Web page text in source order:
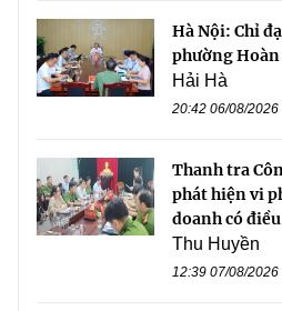
Hà Nội: Chỉ
phường
Hải Hà
20:42 06/08/2026
Thanh tra
phát hiện vi
doanh có
Thu Huyền
12:39 07/08/2026